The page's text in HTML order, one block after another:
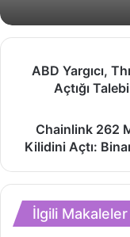
Yargıcı,
Capital’in
FTX’e
1,53
Milyar
ABD Yargıcı,
Açtığı
Milyon
Dolarlık
19
Milyon
LINK'in
Chainlink 262
Kilidini Açtı:
İlgili Makaleler